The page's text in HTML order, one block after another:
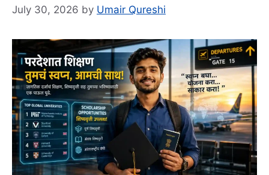
July 30, 2026 by Umair Qureshi